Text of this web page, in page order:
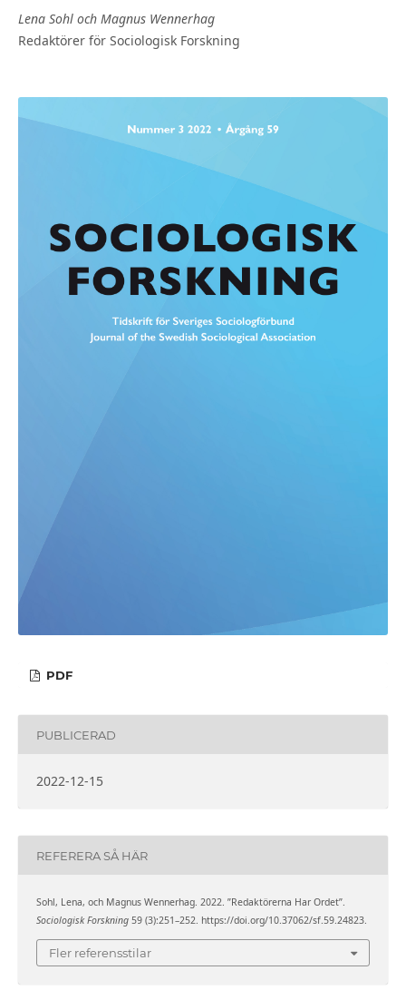
Lena Sohl och Magnus Wennerhag
Redaktörer för Sociologisk Forskning
PDF
PUBLICERAD
2022-12-15
REFERERA SÅ HÄR
Sohl, Lena, och Magnus Wennerhag. 2022. ”Redaktörerna Har Ordet”.
Sociologisk Forskning59 (3):251–252. https://doi.org/10.37062/sf.59.24823.
Fler referensstilar